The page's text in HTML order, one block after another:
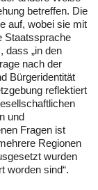
betreffen. Die
auf, wobei sie mit
Staatssprache
dass „in den
nach der
Bürgeridentität
reflektiert
und
Fragen ist
Regionen
wurden
worden sind“.